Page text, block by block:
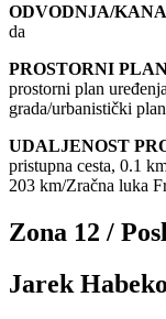
ODVODNJA/
da
PROSTORNI
prostorni plan
grada/urbanistički
UDALJENOST
pristupna cesta, 0.1
203 km/Zračna luka
Zona 12 /
Jarek